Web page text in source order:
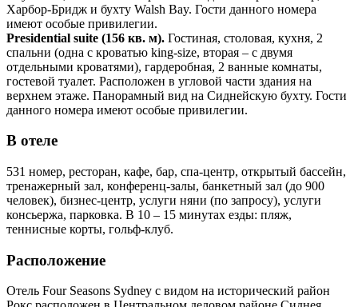
Харбор-Бридж и бухту Walsh Bay. Гости данного номера
имеют особые привилегии.
Presidential suite (156 кв. м). Гостиная, столовая, кухня, 2
спальни (одна с кроватью king-size, вторая – с двумя
отдельными кроватями), гардеробная, 2 ванные комнаты,
гостевой туалет. Расположен в угловой части здания на
верхнем этаже. Панорамный вид на Сиднейскую бухту. Гости
данного номера имеют особые привилегии.
В отеле
531 номер, ресторан, кафе, бар, спа-центр, открытый бассейн,
тренажерный зал, конференц-залы, банкетный зал (до 900
человек), бизнес-центр, услуги няни (по запросу), услуги
консьержа, парковка. В 10 – 15 минутах езды: пляж,
теннисные корты, гольф-клуб.
Расположение
Отель Four Seasons Sydney с видом на исторический район